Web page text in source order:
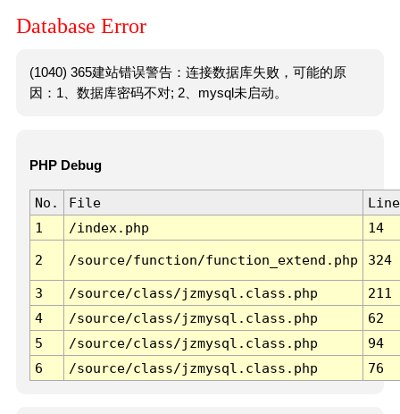
Database Error
(1040) 365建站错误警告：连接数据库失败，可能的原
因：1、数据库密码不对; 2、mysql未启动。
PHP Debug
No. File
Line
1
/index.php 14
2 /source/function/function_extend.php 324
3 /source/class/jzmysql.class.php
211
4
/source/class/jzmysql.class.php
62
5
/source/class/jzmysql.class.php
94
6
/source/class/jzmysql.class.php 76